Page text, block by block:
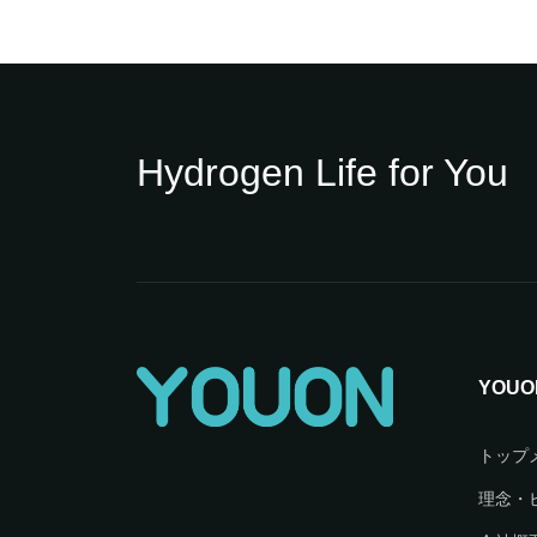
Hydrogen Life for You
トップ
理念・